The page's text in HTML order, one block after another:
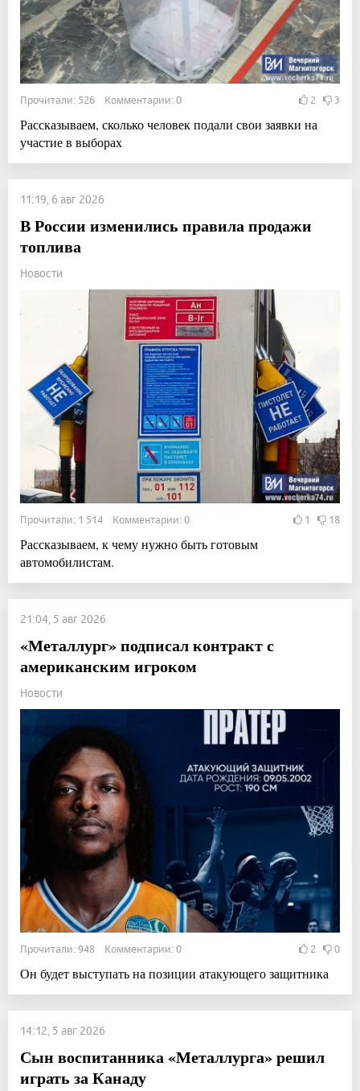
Прочитали: 526 Комментарии: 0 2 3
Рассказываем, сколько человек подали свои заявки на
участие в выборах
11:19, 6 авг 2026
В России изменились правила продажи
топлива
Новости
Прочитали: 1 514 Комментарии: 0 1 18
Рассказываем, к чему нужно быть готовым
автомобилистам.
21:04, 5 авг 2026
«Металлург» подписал контракт с
американским игроком
Новости
Прочитали: 948 Комментарии: 0 2 0
Он будет выступать на позиции атакующего защитника
14:12, 5 авг 2026
Сын воспитанника «Металлурга» решил
играть за Канаду